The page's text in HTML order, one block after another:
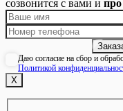
созвонится с вами и
Даю согласие на сбор и
Политикой
Х